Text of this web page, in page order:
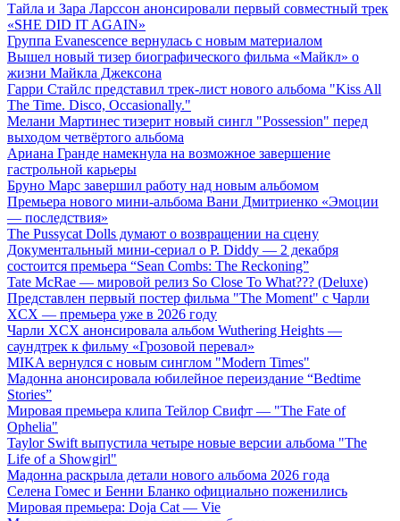
Тайла и Зара Ларссон анонсировали первый совместный трек
«SHE DID IT AGAIN»
Группа Evanescence вернулась с новым материалом
Вышел новый тизер биографического фильма «Майкл» о
жизни Майкла Джексона
Гарри Стайлс представил трек-лист нового альбома "Kiss All
The Time. Disco, Occasionally."
Мелани Мартинес тизерит новый сингл "Possession" перед
выходом четвёртого альбома
Ариана Гранде намекнула на возможное завершение
гастрольной карьеры
Бруно Марс завершил работу над новым альбомом
Премьера нового мини-альбома Вани Дмитриенко «Эмоции
— последствия»
The Pussycat Dolls думают о возвращении на сцену
Документальный мини-сериал о P. Diddy — 2 декабря
состоится премьера “Sean Combs: The Reckoning”
Tate McRae — мировой релиз So Close To What??? (Deluxe)
Представлен первый постер фильма "The Moment" с Чарли
XCX — премьера уже в 2026 году
Чарли XCX анонсировала альбом Wuthering Heights —
саундтрек к фильму «Грозовой перевал»
MIKA вернулся с новым синглом "Modern Times"
Мадонна анонсировала юбилейное переиздание “Bedtime
Stories”
Мировая премьера клипа Тейлор Свифт — "The Fate of
Ophelia"
Taylor Swift выпустила четыре новые версии альбома "The
Life of a Showgirl"
Мадонна раскрыла детали нового альбома 2026 года
Селена Гомес и Бенни Бланко официально поженились
Мировая премьера: Doja Cat — Vie